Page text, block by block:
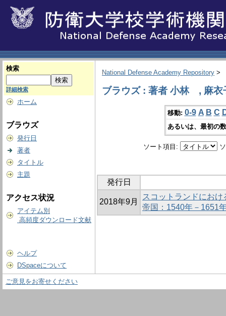
検索
詳細検索
ホーム
ブラウズ
発行日
著者
タイトル
主題
アクセス状況
アイテム別
高頻度ダウンロード文献
ヘルプ
DSpaceについて
National Defense Academy Repository >
ブラウズ : 著者 小林 , 麻衣
移動: 0-9 A B C
あるいは、最初の
ソート項目:
発行日
2018年9月
スコットランドにお
帝国：1540年－1651
ご意見をお寄せください